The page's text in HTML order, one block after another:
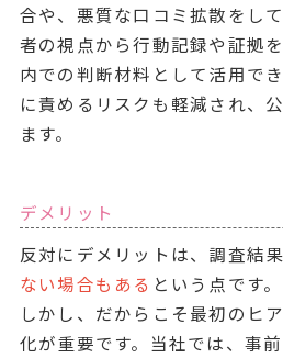
合や、悪質な口コミ拡散をし
者の視点から行動記録や証拠
内での判断材料として活用で
に責めるリスクも軽減され、
ます。
デメリット
反対にデメリットは、調査結
ない場合もある という点です。
しかし、だからこそ最初のヒ
化が重要です。当社では、事前